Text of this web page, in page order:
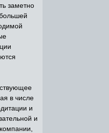
заметно
в числе
и
и